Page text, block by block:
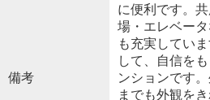
備考
に便利です。
場・エレベー
も充実してい
して、自信を
ンションです
までも外観を